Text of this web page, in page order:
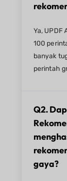
Ya, UPDF
100
banyak
perintah
Q2.
gaya?​